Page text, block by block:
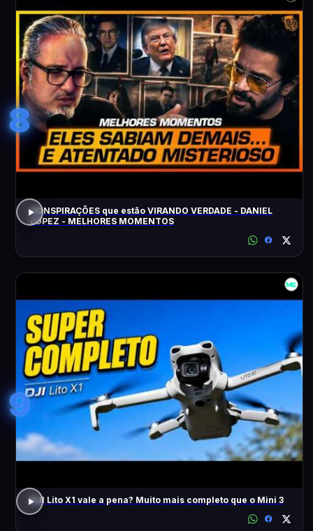
8
CONSPIRAÇÕES que estão VIRANDO VERDADE - DANIEL
LOPEZ - MELHORES MOMENTOS
9
DJI Lito X1 vale a pena? Muito mais completo que o Mini 3